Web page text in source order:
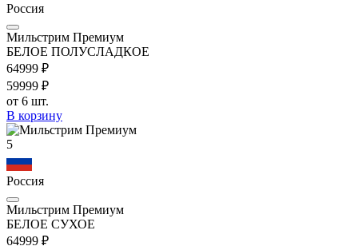
Россия
Мильстрим Премиум
БЕЛОЕ ПОЛУСЛАДКОЕ
64999 ₽
59999 ₽
от 6 шт.
В корзину
5
Россия
Мильстрим Премиум
БЕЛОЕ СУХОЕ
64999 ₽